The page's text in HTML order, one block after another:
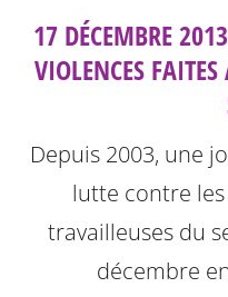
17 DÉCEMBRE
VIOLENCES
Depuis 2003, une
lutte contre
travailleuses du
décembre